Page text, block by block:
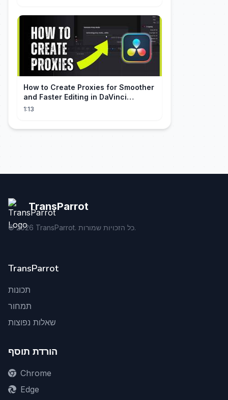
How to Create Proxies for Smoother
and Faster Editing in DaVinci
Resolve
1:13
TransParrot
©2026 TransParrot. כל הזכויות שמורות.
TransParrot
תכונות
תמחור
שאלות נפוצות
הורדת תוסף
Chrome
Edge